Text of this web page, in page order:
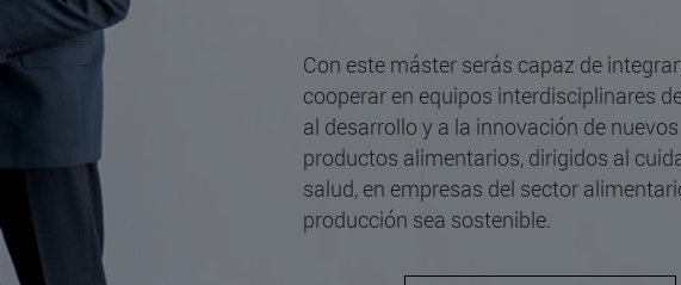
Con este máster serás capaz de
cooperar en equipos interdisciplinares
al desarrollo y a la innovación de nuevos
productos alimentarios, dirigidos al
salud, en empresas del sector
producción sea sostenible.